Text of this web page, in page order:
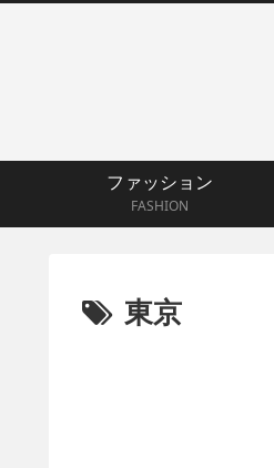
ファッション
FASHION
東京